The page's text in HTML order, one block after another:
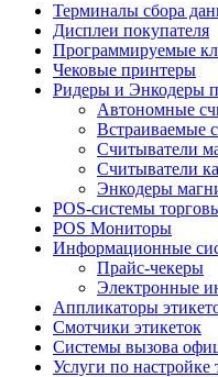
Терминалы сбора
Дисплеи покупателя
Программируемые
Чековые принтеры
Ридеры и Энкодеры
Автономные
Встраиваемые
Считыватели
Считыватели
Энкодеры
POS-системы
POS Мониторы
Информационные
Прайс-чекеры
Электронные
Аппликаторы
Смотчики этикеток
Системы вызова
Услуги по настройке